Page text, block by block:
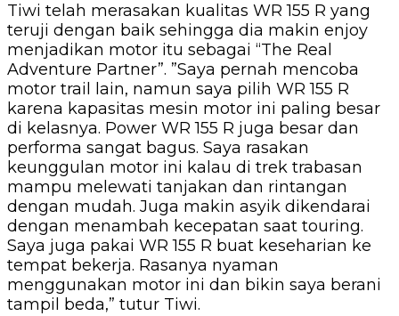
Tiwi telah merasakan kualitas WR 155 R yang
teruji dengan baik sehingga dia makin enjoy
menjadikan motor itu sebagai “The Real
Adventure Partner”. ”Saya pernah mencoba
motor trail lain, namun saya pilih WR 155 R
karena kapasitas mesin motor ini paling besar
di kelasnya. Power WR 155 R juga besar dan
performa sangat bagus. Saya rasakan
keunggulan motor ini kalau di trek trabasan
mampu melewati tanjakan dan rintangan
dengan mudah. Juga makin asyik dikendarai
dengan menambah kecepatan saat touring.
Saya juga pakai WR 155 R buat keseharian ke
tempat bekerja. Rasanya nyaman
menggunakan motor ini dan bikin saya berani
tampil beda,” tutur Tiwi.